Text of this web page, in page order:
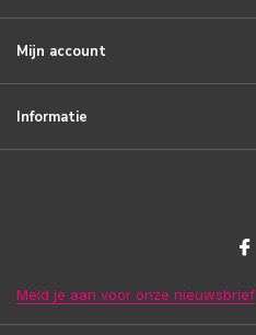
Mijn account
Informatie
Meld je aan voor onze nieuwsbrief